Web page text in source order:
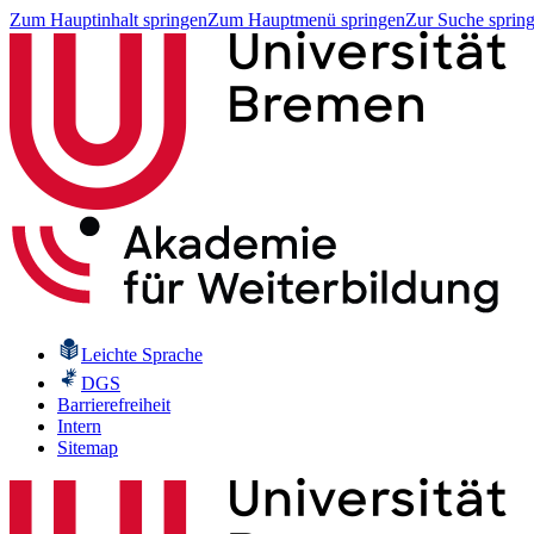
Zum Hauptinhalt springenZum Hauptmenü springenZur Suche
Leichte Sprache
DGS
Barrierefreiheit
Intern
Sitemap